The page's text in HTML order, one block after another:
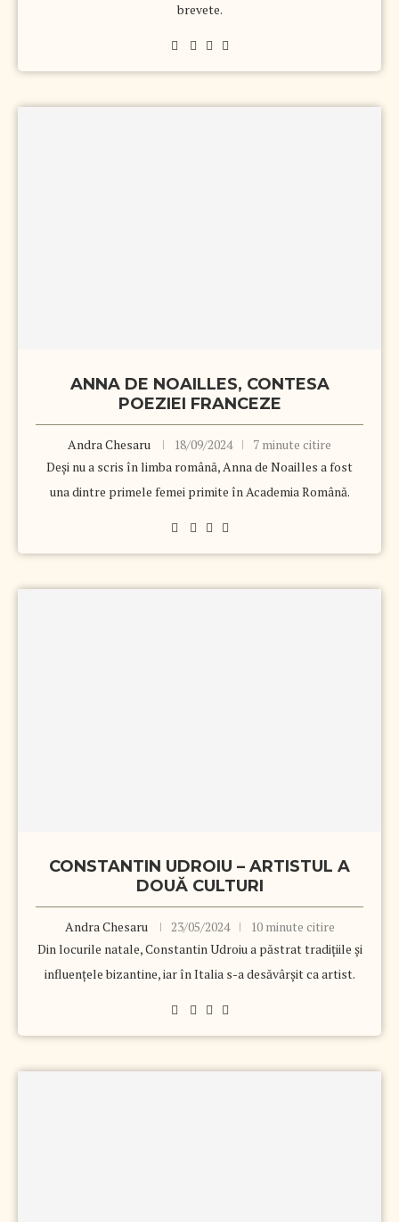
brevete.
ANNA DE NOAILLES, CONTESA
POEZIEI FRANCEZE
Andra Chesaru 18/09/2024
7 minute citire
Deşi nu a scris în limba română, Anna de Noailles a fost
una dintre primele femei primite în Academia Română.
CONSTANTIN UDROIU – ARTISTUL A
DOUĂ CULTURI
Andra Chesaru 23/05/2024
10 minute citire
Din locurile natale, Constantin Udroiu a păstrat tradițiile și
influențele bizantine, iar în Italia s-a desăvârșit ca artist.